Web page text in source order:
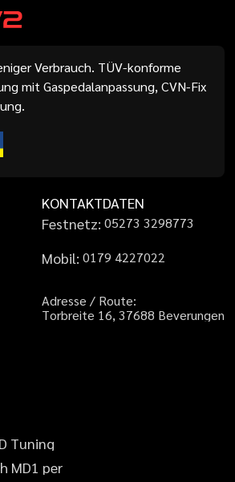
Verbrauch. TÜV-konforme
mit Gaspedalanpassung, CVN-Fix
KONTAKTDATEN
Festnetz: 05273 3298773
Mobil: 01 79 4227022
Adresse / Route:
Torbreite 16, 37688 Beverungen
D Tuning
h MD1 per